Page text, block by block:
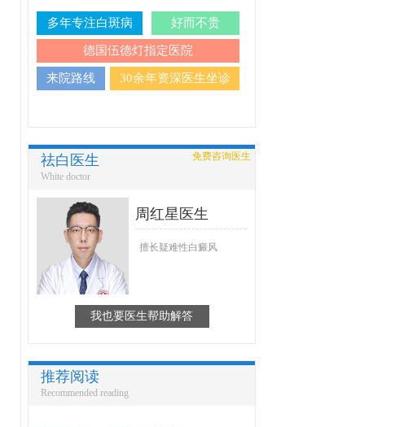
多年专注白斑病 好而不贵
德国伍德灯指定医院
来院路线 30余年资深医生坐诊
祛白医生
White doctor
免费咨询医生
周红星医生
擅长疑难性白癜风
我也要医生帮助解答
推荐阅读
Recommended reading